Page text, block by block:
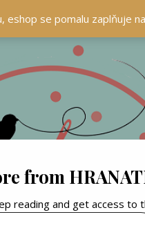
eshop se pomalu zaplňuje
from
reading and get access to